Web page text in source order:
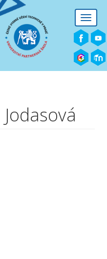
Toggle